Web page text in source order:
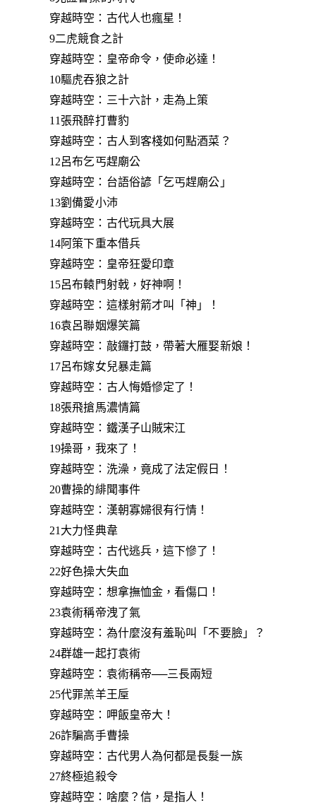
穿越時空：古代人也瘋星！
9二虎競食之計
穿越時空：皇帝命令，使命必達！
10驅虎吞狼之計
穿越時空：三十六計，走為上策
11張飛醉打曹豹
穿越時空：古人到客棧如何點酒菜？
12呂布乞丐趕廟公
穿越時空：台語俗諺「乞丐趕廟公」
13劉備愛小沛
穿越時空：古代玩具大展
14阿策下重本借兵
穿越時空：皇帝狂愛印章
15呂布轅門射戟，好神啊！
穿越時空：這樣射箭才叫「神」！
16袁呂聯姻爆笑篇
穿越時空：敲鑼打鼓，帶著大雁娶新娘！
17呂布嫁女兒暴走篇
穿越時空：古人悔婚慘定了！
18張飛搶馬濃情篇
穿越時空：鐵漢子山賊宋江
19操哥，我來了！
穿越時空：洗澡，竟成了法定假日！
20曹操的緋聞事件
穿越時空：漢朝寡婦很有行情！
21大力怪典韋
穿越時空：古代逃兵，這下慘了！
22好色操大失血
穿越時空：想拿撫恤金，看傷口！
23袁術稱帝洩了氣
穿越時空：為什麼沒有羞恥叫「不要臉」？
24群雄一起打袁術
穿越時空：袁術稱帝──三長兩短
25代罪羔羊王垕
穿越時空：呷飯皇帝大！
26詐騙高手曹操
穿越時空：古代男人為何都是長髮一族
27終極追殺令
穿越時空：啥麼？信，是指人！